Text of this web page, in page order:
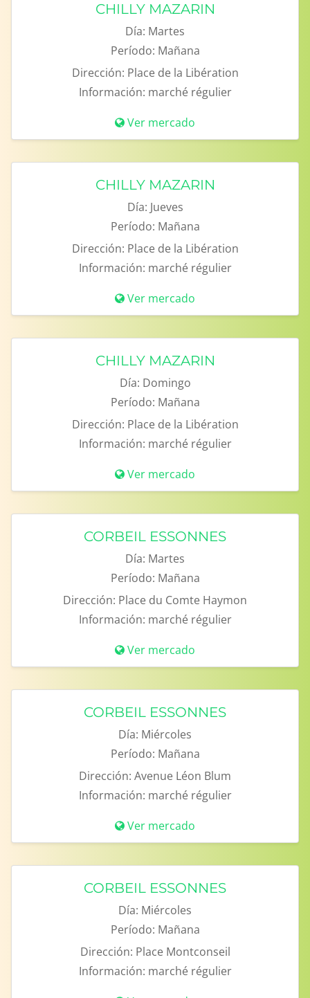
CHILLY MAZARIN
Día: Martes
Período: Mañana
Dirección: Place de la Libération
Información: marché régulier
Ver mercado
CHILLY MAZARIN
Día: Jueves
Período: Mañana
Dirección: Place de la Libération
Información: marché régulier
Ver mercado
CHILLY MAZARIN
Día: Domingo
Período: Mañana
Dirección: Place de la Libération
Información: marché régulier
Ver mercado
CORBEIL ESSONNES
Día: Martes
Período: Mañana
Dirección: Place du Comte Haymon
Información: marché régulier
Ver mercado
CORBEIL ESSONNES
Día: Miércoles
Período: Mañana
Dirección: Avenue Léon Blum
Información: marché régulier
Ver mercado
CORBEIL ESSONNES
Día: Miércoles
Período: Mañana
Dirección: Place Montconseil
Información: marché régulier